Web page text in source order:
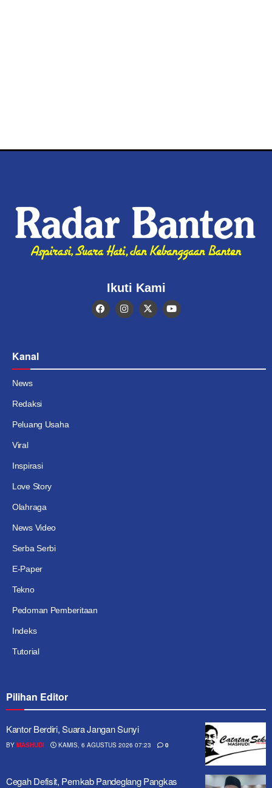
Ikuti Kami
Kanal
News
Redaksi
Peluang Usaha
Viral
Inspirasi
Love Story
Olahraga
News Video
Serba Serbi
E-Paper
Tekno
Pedoman Pemberitaan
Indeks
Tutorial
Pilihan Editor
Kantor Berdiri, Suara Jangan Sunyi
BY MASHUDI KAMIS, 6 AGUSTUS 2026 07:23 0
Cegah Defisit, Pemkab Pandeglang Pangkas